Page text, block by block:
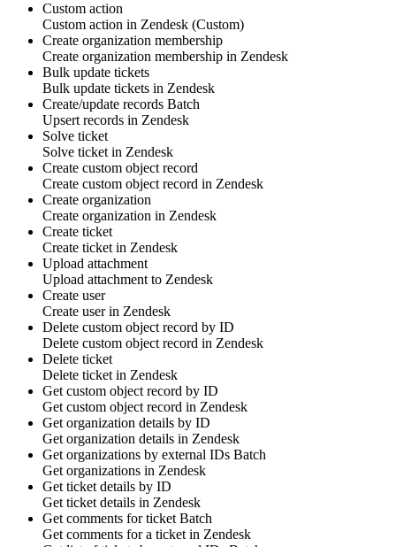
Custom action
Custom action in Zendesk (Custom)
Create organization membership
Create organization membership in Zendesk
Bulk update tickets
Bulk update tickets in Zendesk
Create/update records Batch
Upsert records in Zendesk
Solve ticket
Solve ticket in Zendesk
Create custom object record
Create custom object record in Zendesk
Create organization
Create organization in Zendesk
Create ticket
Create ticket in Zendesk
Upload attachment
Upload attachment to Zendesk
Create user
Create userin Zendesk
Delete custom object record by ID
Delete custom object record in Zendesk
Delete ticket
Delete ticket in Zendesk
Get custom object record by ID
Get custom object record in Zendesk
Get organization details by ID
Get organization details in Zendesk
Get organizations by external IDs Batch
Get organizations in Zendesk
Get ticket details by ID
Get ticket details in Zendesk
Get comments for ticket Batch
Get comments for a ticket in Zendesk